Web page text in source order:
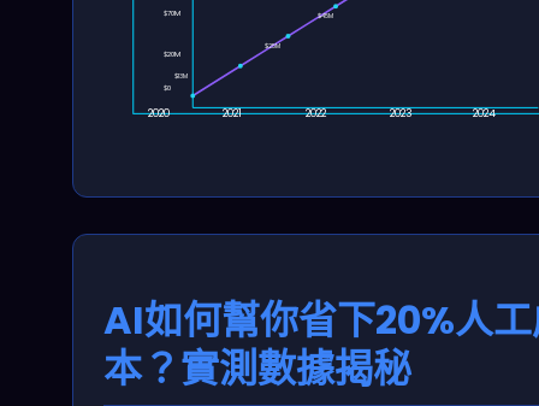
2020 2021 2022 2023 2024
$70M
$20M
$0
$13M
$25M
$45M
AI如何幫你省下20%人
本？實測數據揭秘